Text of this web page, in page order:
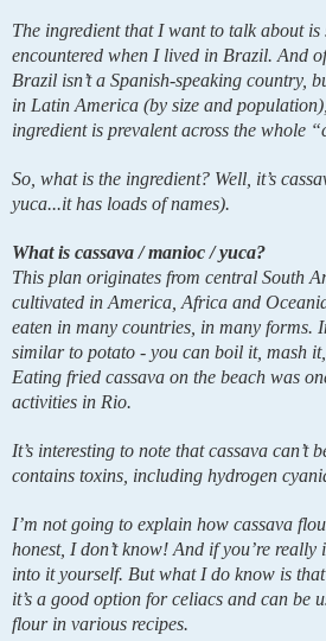
The ingredient that I want to talk about is
encountered when I lived in Brazil. And
Brazil isn’t a Spanish-speaking country,
in Latin America (by size and
ingredient is prevalent across the whole
So, what is the ingredient? Well, it’s
yuca...it has loads of names).
What is cassava / manioc / yuca?
This plan originates from central South
cultivated in America, Africa and
eaten in many countries, in many forms.
similar to potato - you can boil it, mash
Eating fried cassava on the beach was
activities in Rio.
It’s interesting to note that cassava can’t
contains toxins, including hydrogen
I’m not going to explain how cassava
honest, I don’t know! And if you’re really
into it yourself. But what I do know is
it’s a good option for celiacs and can be
flour in various recipes.